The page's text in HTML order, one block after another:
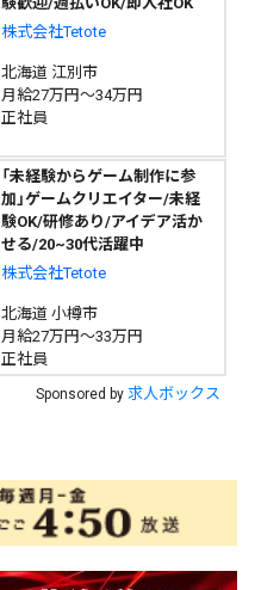
株式会社Tetote
北海道 江別市
月給27万円～34万円
正社員
「未経験からゲーム制作に参
加」ゲームクリエイター/未経
験OK/研修あり/アイデア活か
せる/20~30代活躍中
株式会社Tetote
北海道 小樽市
月給27万円～33万円
正社員
Sponsored by 求人ボックス